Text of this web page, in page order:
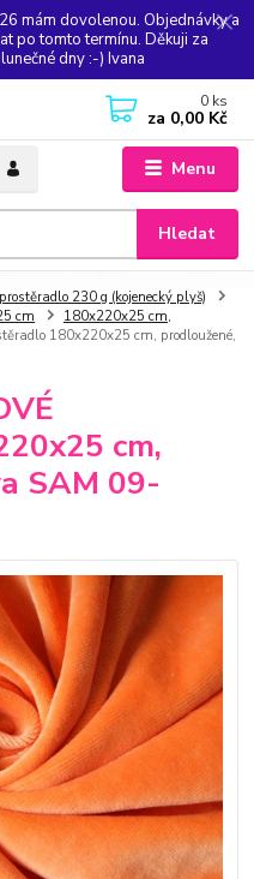
mám dovolenou. Objednávky a
po tomto termínu. Děkuji za
dny :-) Ivana
Menu
Hledat
0 ks
za 0,00 Kč
230 g (kojenecký plyš)
cm
180x220x25 cm,
180x220x25 cm, prodloužené,
cm,
SAM 09-